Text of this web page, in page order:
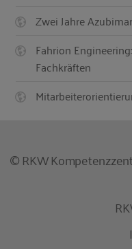
Zwei Jahre
Fahrion
Fachkräften
© RKW